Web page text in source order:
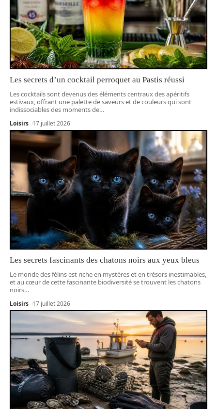
Les secrets d’un cocktail perroquet au Pastis réussi
Les cocktails sont devenus des éléments centraux des apéritifs
estivaux, offrant une palette de saveurs et de couleurs qui sont
indissociables des moments de…
Loisirs 17 juillet 2026
Les secrets fascinants des chatons noirs aux yeux bleus
Le monde des félins est riche en mystères et en trésors inestimables,
et au cœur de cette fascinante biodiversité se trouvent les chatons
noirs…
Loisirs 17 juillet 2026